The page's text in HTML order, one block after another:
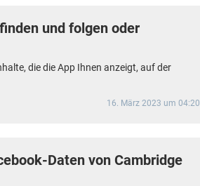
und folgen oder
die die App Ihnen anzeigt, auf der
16. März 2023 um 04:20
Daten von Cambridge